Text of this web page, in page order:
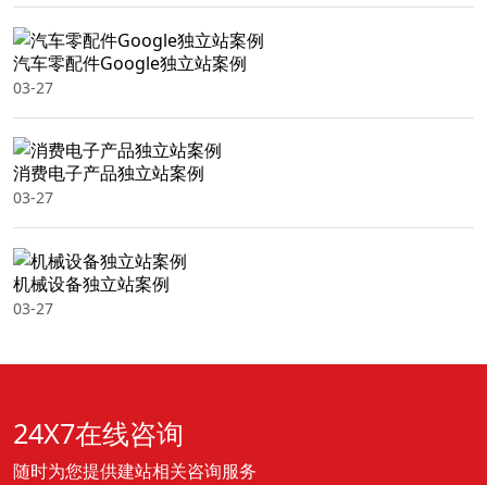
汽车零配件Google独立站案例
03-27
消费电子产品独立站案例
03-27
机械设备独立站案例
03-27
24X7在线咨询
随时为您提供建站相关咨询服务